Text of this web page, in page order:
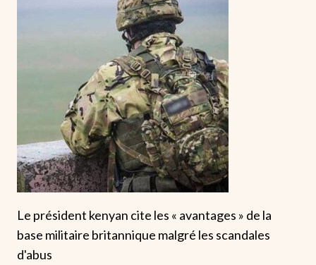
Le président kenyan cite les « avantages » de la
base militaire britannique malgré les scandales
d'abus